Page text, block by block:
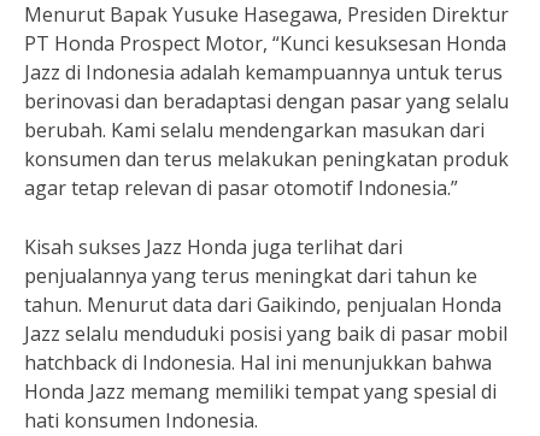
Menurut Bapak Yusuke Hasegawa, Presiden Direktur
PT Honda Prospect Motor, “Kunci kesuksesan Honda
Jazz di Indonesia adalah kemampuannya untuk terus
berinovasi dan beradaptasi dengan pasar yang selalu
berubah. Kami selalu mendengarkan masukan dari
konsumen dan terus melakukan peningkatan produk
agar tetap relevan di pasar otomotif Indonesia.”
Kisah sukses Jazz Honda juga terlihat dari
penjualannya yang terus meningkat dari tahun ke
tahun. Menurut data dari Gaikindo, penjualan Honda
Jazz selalu menduduki posisi yang baik di pasar mobil
hatchback di Indonesia. Hal ini menunjukkan bahwa
Honda Jazz memang memiliki tempat yang spesial di
hati konsumen Indonesia.